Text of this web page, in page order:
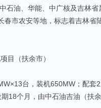
石油、华能、中广核及吉林
市农安等地，标志着吉林省
目（扶余市）
台，装机650MW；配套
18个月，由中石油吉油（扶